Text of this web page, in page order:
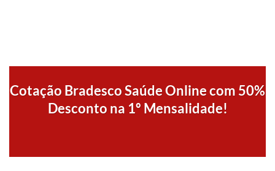
Cotação Bradesco Saúde Online com 50%
Desconto na 1º Mensalidade!